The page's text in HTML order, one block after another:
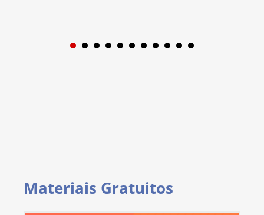
1 2 3
Materiais Gratuitos